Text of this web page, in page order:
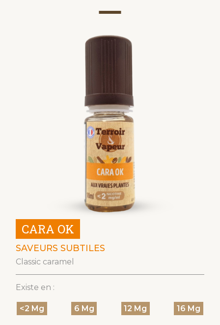
CARA OK
SAVEURS SUBTILES
Classic caramel
Existe en :
<2 Mg 6 Mg 12 Mg 16 Mg